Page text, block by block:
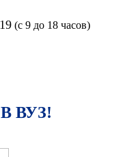
(с 9 до 18 часов)
ВУЗ!